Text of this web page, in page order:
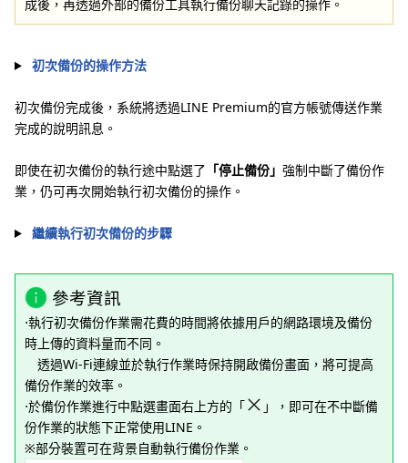
成後，再透過外部的備份工具執行備份聊天記錄的操作。
初次備份的操作方法
初次備份完成後，系統將透過LINE Premium的官方帳號傳送作業
完成的說明訊息。
即使在初次備份的執行途中點選了 「停止備份」 強制中斷了備份作
業，仍可再次開始執行初次備份的操作。
繼續執行初次備份的步驟
參考資訊
⋅執行初次備份作業需花費的時間將依據用戶的網路環境及備份
時上傳的資料量而不同。
透過Wi-Fi連線並於執行作業時保持開啟備份畫面，將可提高
備份作業的效率。
⋅於備份作業進行中點選畫面右上方的「
」，即可在不中斷備
份作業的狀態下正常使用LINE。
※部分裝置可在背景自動執行備份作業。